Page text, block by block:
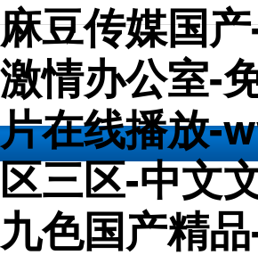
麻豆传媒国
激情办公室-
片在线播放-
区三区-中文
九色国产精